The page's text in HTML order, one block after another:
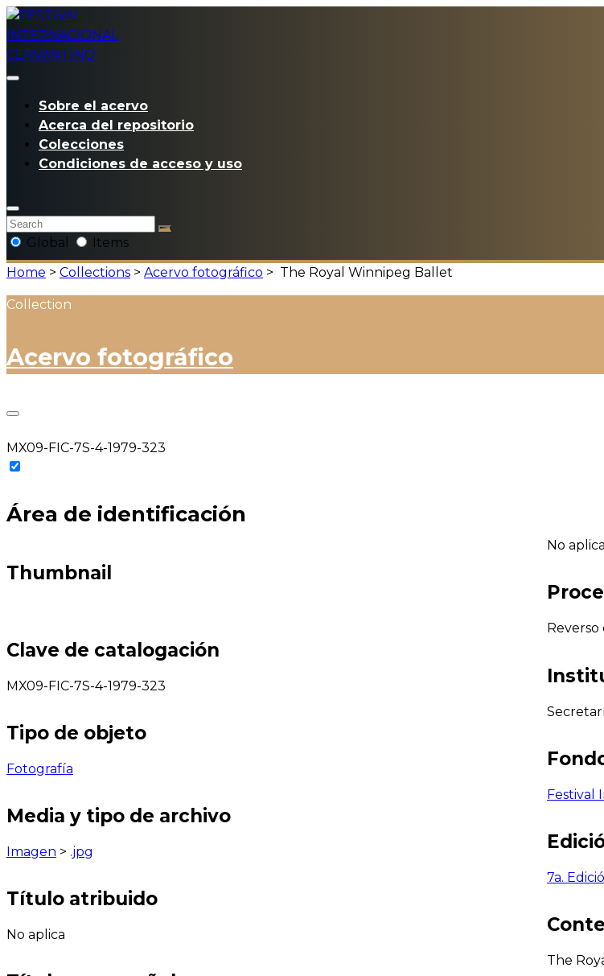
Sobre el acervo
Acerca del repositorio
Colecciones
Condiciones de acceso y uso
Global
Items
Home > Collections > Acervo fotográfico > The Royal Winnipeg Ballet
Collection
Acervo fotográfico
MX09-FIC-7S-4-1979-323
Área de identificación
Thumbnail
Clave de catalogación
MX09-FIC-7S-4-1979-323
Tipo de objeto
Fotografía
Media y tipo de archivo
Imagen > .jpg
Título atribuido
No aplica
No aplica
Festival
7a.
The